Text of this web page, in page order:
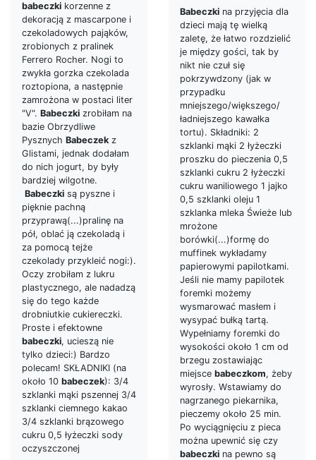
babeczki korzenne z
dekoracją z mascarpone i
czekoladowych pająków,
zrobionych z pralinek
Ferrero Rocher. Nogi to
zwykła gorzka czekolada
roztopiona, a następnie
zamrożona w postaci liter
"V". Babeczki zrobiłam na
bazie Obrzydliwe
Pysznych Babeczekz
Glistami, jednak dodałam
do nich jogurt, by były
bardziej wilgotne.
Babeczki są pyszne i
pięknie pachną
przyprawą(...)pralinę na
pół, oblać ją czekoladą i
za pomocą tejże
czekolady przykleić nogi:).
Oczy zrobiłam z lukru
plastycznego, ale nadadzą
się do tego każde
drobniutkie cukiereczki.
Proste i efektowne
babeczki, ucieszą nie
tylko dzieci:) Bardzo
polecam! SKŁADNIKI (na
około 10 babeczek): 3/4
szklanki mąki pszennej 3/4
szklanki ciemnego kakao
3/4 szklanki brązowego
cukru 0,5 łyżeczki sody
oczyszczonej
Babeczki na przyjęcia dla
dzieci mają tę wielką
zaletę, że łatwo rozdzielić
je między gości, tak by
nikt nie czuł się
pokrzywdzony (jak w
przypadku
mniejszego/większego/
ładniejszego kawałka
tortu). Składniki: 2
szklanki mąki 2 łyżeczki
proszku do pieczenia 0,5
szklanki cukru 2 łyżeczki
cukru waniliowego 1 jajko
0,5 szklanki oleju 1
szklanka mleka Świeże lub
mrożone
borówki(...)formę do
muffinek wykładamy
papierowymi papilotkami.
Jeśli nie mamy papilotek
foremki możemy
wysmarować masłem i
wysypać bułką tartą.
Wypełniamy foremki do
wysokości około 1 cm od
brzegu zostawiając
miejsce babeczkom, żeby
wyrosły. Wstawiamy do
nagrzanego piekarnika,
pieczemy około 25 min.
Po wyciągnięciu z pieca
można upewnić się czy
babeczki na pewno są